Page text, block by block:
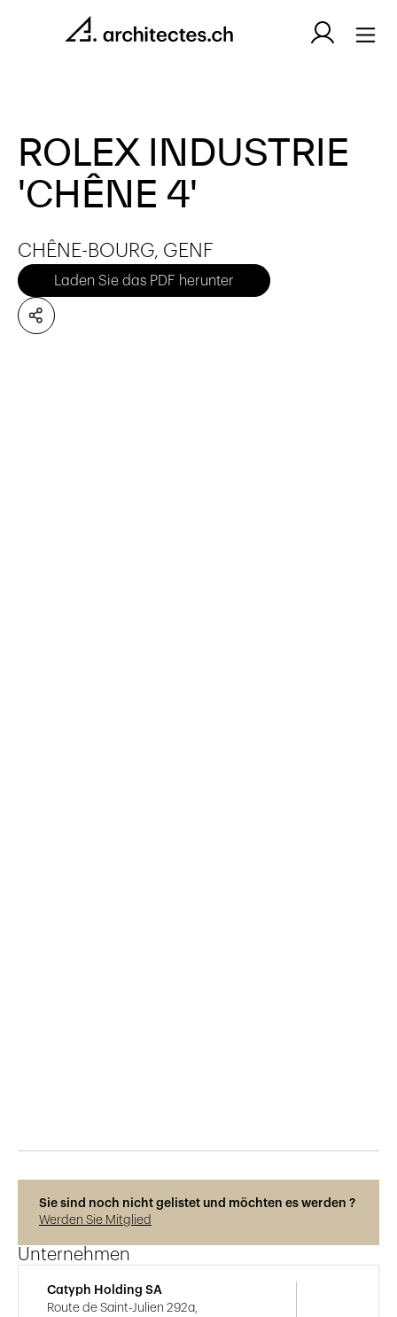
ROLEX INDUSTRIE
'CHÊNE 4'
CHÊNE-BOURG, GENF
Laden Sie das PDF herunter
Sie sind noch nicht gelistet und möchten es werden ?
Werden Sie Mitglied
Unternehmen
Catyph Holding SA
Route de Saint-Julien 292a,